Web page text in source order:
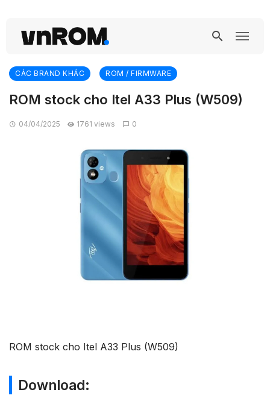
CÁC BRAND KHÁC ROM / FIRMWARE
ROM stock cho Itel A33 Plus (W509)
04/04/2025 1761 views 0
ROM stock cho Itel A33 Plus (W509)
Download: